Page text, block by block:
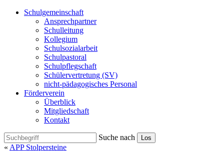
Schulgemeinschaft
Ansprechpartner
Schulleitung
Kollegium
Schulsozialarbeit
Schulpastoral
Schulpflegschaft
Schülervertretung (SV)
nicht-pädagogisches Personal
Förderverein
Überblick
Mitgliedschaft
Kontakt
Suche nach Los
« APP Stolpersteine